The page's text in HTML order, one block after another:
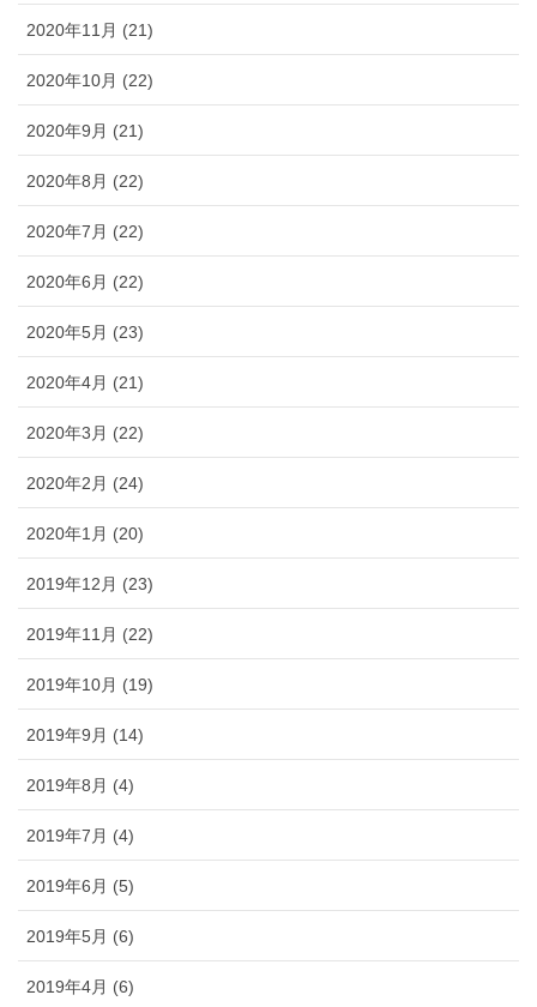
2020年11月 (21)
2020年10月 (22)
2020年9月 (21)
2020年8月 (22)
2020年7月 (22)
2020年6月 (22)
2020年5月 (23)
2020年4月 (21)
2020年3月 (22)
2020年2月 (24)
2020年1月 (20)
2019年12月 (23)
2019年11月 (22)
2019年10月 (19)
2019年9月 (14)
2019年8月 (4)
2019年7月 (4)
2019年6月 (5)
2019年5月 (6)
2019年4月 (6)